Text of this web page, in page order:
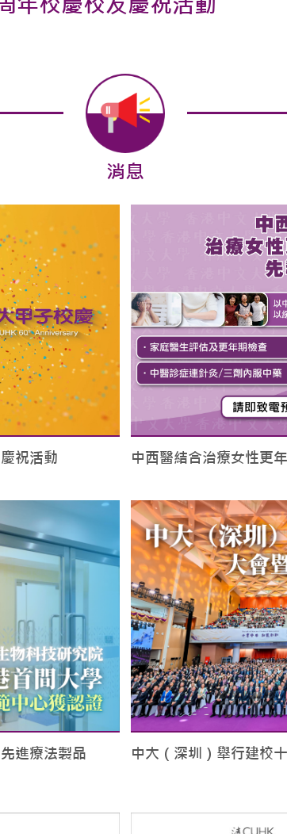
消息
祝活動 中西醫結合治療女性更
進療法製品
中大（深圳）舉行建校